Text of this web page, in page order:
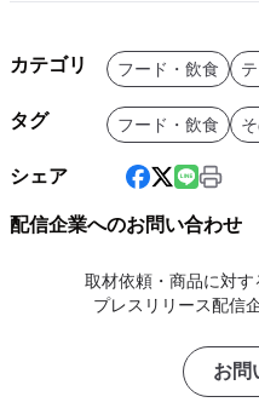
カテゴリ フード・飲食
タグ フード・飲食
シェア
配信企業へのお問い合わせ
取材依頼・商品に対す
プレスリリース配信
お問